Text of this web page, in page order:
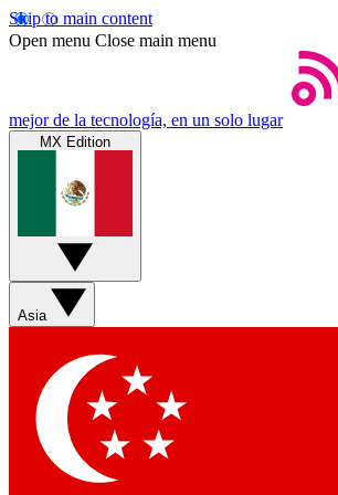
Skip to main content
Open menu Close main menu
mejor de la tecnología, en un solo lugar
MX Edition
Asia